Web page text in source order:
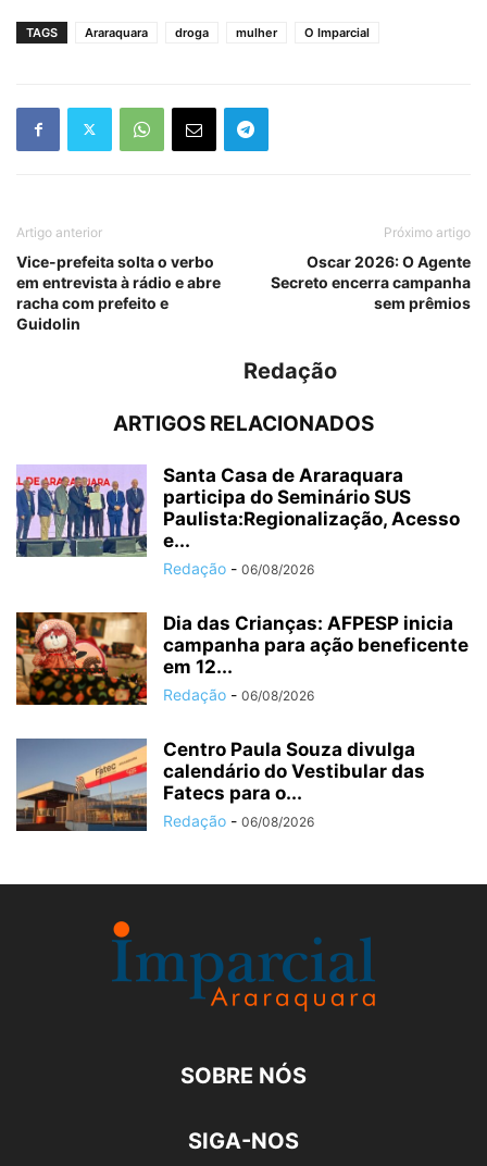
TAGS Araraquara droga mulher O Imparcial
Artigo anterior
Vice-prefeita solta o verbo
em entrevista à rádio e abre
racha com prefeito e
Guidolin
Próximo artigo
Oscar 2026: O Agente
Secreto encerra campanha
sem prêmios
Redação
ARTIGOS RELACIONADOS
Santa Casa de Araraquara
participa do Seminário SUS
Paulista:Regionalização, Acesso
e...
Redação - 06/08/2026
Dia das Crianças: AFPESP inicia
campanha para ação beneficente
em 12...
Redação - 06/08/2026
Centro Paula Souza divulga
calendário do Vestibular das
Fatecs para o...
Redação - 06/08/2026
SOBRE NÓS
SIGA-NOS